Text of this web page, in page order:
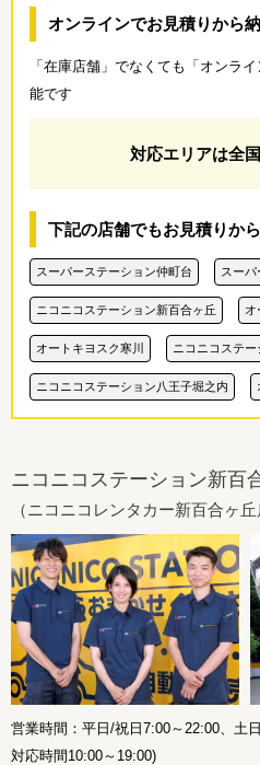
オンラインでお見積りから
「在庫店舗」でなくても「オンラ
能です
対応エリアは全
下記の店舗でもお見積りか
スーパーステーション仲町台 スー
ニコニコステーション新百合ヶ丘 オ
オートキヨスク寒川 ニコニコステ
ニコニコステーション八王子堀之内
ニコニコステーション新百
（ニコニコレンタカー新百合ヶ丘
営業時間：平日/祝日7:00～22:00、土
対応時間10:00～19:00)